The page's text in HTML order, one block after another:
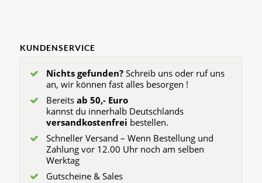
KUNDENSERVICE
Nichts gefunden?Schreib uns oder ruf uns
an, wir können fast alles besorgen !
Bereits ab 50,- Euro
kannst du innerhalb Deutschlands
versandkostenfrei bestellen.
Schneller Versand – Wenn Bestellung und
Zahlung vor 12.00 Uhr noch am selben
Werktag
Gutscheine & Sales